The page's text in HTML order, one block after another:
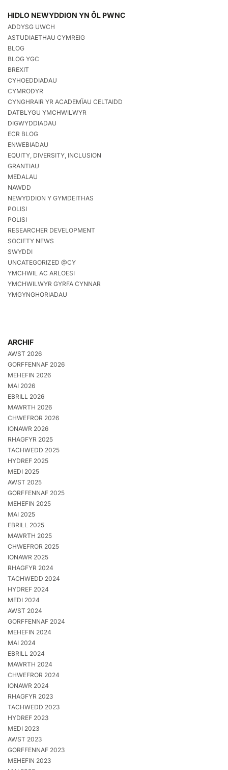
HIDLO NEWYDDION YN ÔL PWNC
ADDYSG UWCH
ASTUDIAETHAU CYMREIG
BLOG
BLOG YGC
BREXIT
CYHOEDDIADAU
CYMRODYR
CYNGHRAIR YR ACADEMÏAU CELTAIDD
DATBLYGU YMCHWILWYR
DIGWYDDIADAU
ECR BLOG
ENWEBIADAU
EQUITY, DIVERSITY, INCLUSION
GRANTIAU
MEDALAU
NAWDD
NEWYDDION Y GYMDEITHAS
POLISI
POLISI
RESEARCHER DEVELOPMENT
SOCIETY NEWS
SWYDDI
UNCATEGORIZED @CY
YMCHWIL AC ARLOESI
YMCHWILWYR GYRFA CYNNAR
YMGYNGHORIADAU
ARCHIF
AWST 2026
GORFFENNAF 2026
MEHEFIN 2026
MAI 2026
EBRILL 2026
MAWRTH 2026
CHWEFROR 2026
IONAWR 2026
RHAGFYR 2025
TACHWEDD 2025
HYDREF 2025
MEDI 2025
AWST 2025
GORFFENNAF 2025
MEHEFIN 2025
MAI 2025
EBRILL 2025
MAWRTH 2025
CHWEFROR 2025
IONAWR 2025
RHAGFYR 2024
TACHWEDD 2024
HYDREF 2024
MEDI 2024
AWST 2024
GORFFENNAF 2024
MEHEFIN 2024
MAI 2024
EBRILL 2024
MAWRTH 2024
CHWEFROR 2024
IONAWR 2024
RHAGFYR 2023
TACHWEDD 2023
HYDREF 2023
MEDI 2023
AWST 2023
GORFFENNAF 2023
MEHEFIN 2023